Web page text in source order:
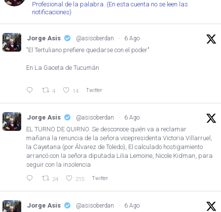
Profesional de la palabra. (En esta cuenta no se leen las
notificaciones)
Jorge Asis @asisoberdan · 6 Ago
"El Tertuliano prefiere quedarse con el poder"
En La Gaceta de Tucumán
4 14 Twitter
Jorge Asis @asisoberdan · 6 Ago
EL TURNO DE QUIRNO. Se desconoce quién va a reclamar
mañana la renuncia de la señora vicepresidenta Victoria Villarruel,
la Cayetana (por Álvarez de Toledo), El calculado hostigamiento
arrancó con la señora diputada Lilia Lemoine, Nicole Kidman, para
seguir con la insolencia
24 215 Twitter
Jorge Asis @asisoberdan · 6 Ago